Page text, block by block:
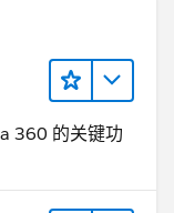
360 的关键功